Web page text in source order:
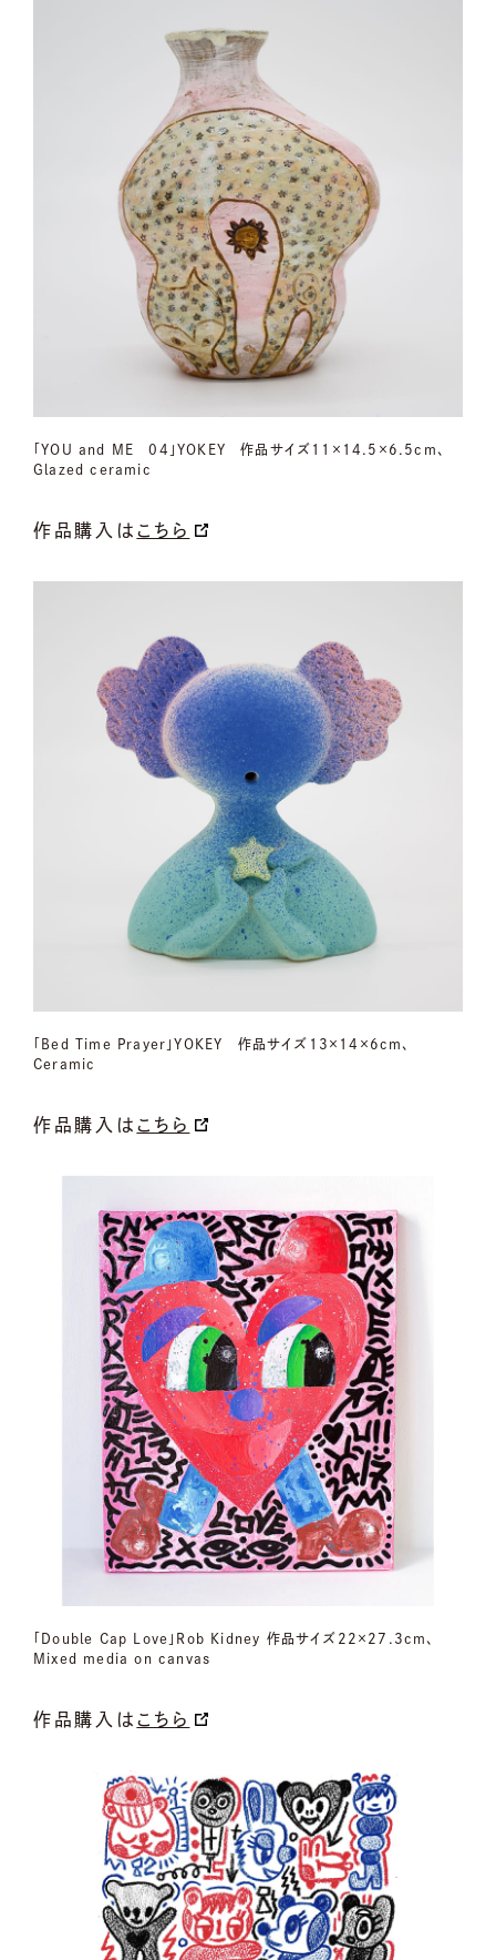
「YOU and ME 04」YOKEY 作品サイズ11×14.5×6.5cm、
Glazed ceramic
作品購入は こちら
「Bed Time Prayer」YOKEY 作品サイズ13×14×6cm、
Ceramic
作品購入は こちら
「Double Cap Love」Rob Kidney 作品サイズ22×27.3cm、
Mixed media on canvas
作品購入は こちら